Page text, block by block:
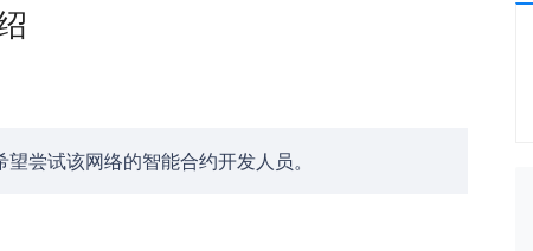
尝试该网络的智能合约开发人员。